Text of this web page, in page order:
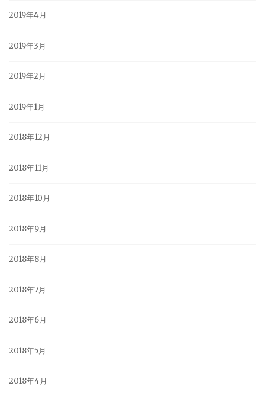
2019年4月
2019年3月
2019年2月
2019年1月
2018年12月
2018年11月
2018年10月
2018年9月
2018年8月
2018年7月
2018年6月
2018年5月
2018年4月